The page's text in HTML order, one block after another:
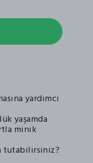
yardımcı
yaşamda
minik
tutabilirsiniz?